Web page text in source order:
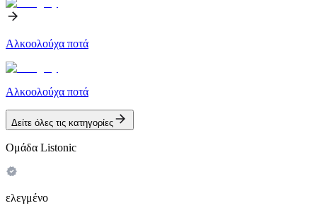
Αλκοολούχα ποτά
Αλκοολούχα ποτά
Δείτε όλες τις κατηγορίες
Ομάδα Listonic
ελεγμένο